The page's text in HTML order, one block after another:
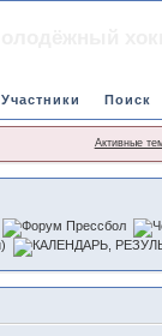
Участники Поиск
Активные